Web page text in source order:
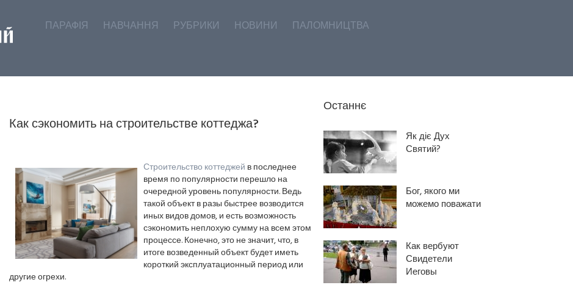
ПАРАФІЯ НАВЧАННЯ РУБРИКИ НОВИНИ ПАЛОМНИЦТВА
Как сэкономить на строительстве коттеджа?
Строительство коттеджей в последнее
время по популярности перешло на
очередной уровень популярности. Ведь
такой объект в разы быстрее возводится
иных видов домов, и есть возможность
сэкономить неплохую сумму на всем этом
процессе. Конечно, это не значит, что, в
итоге возведенный объект будет иметь
короткий эксплуатационный период или
другие огрехи.
Останнє
Як діє Дух
Святий?
Бог, якого ми
можемо поважати
Как вербуют
Свидетели
Иеговы